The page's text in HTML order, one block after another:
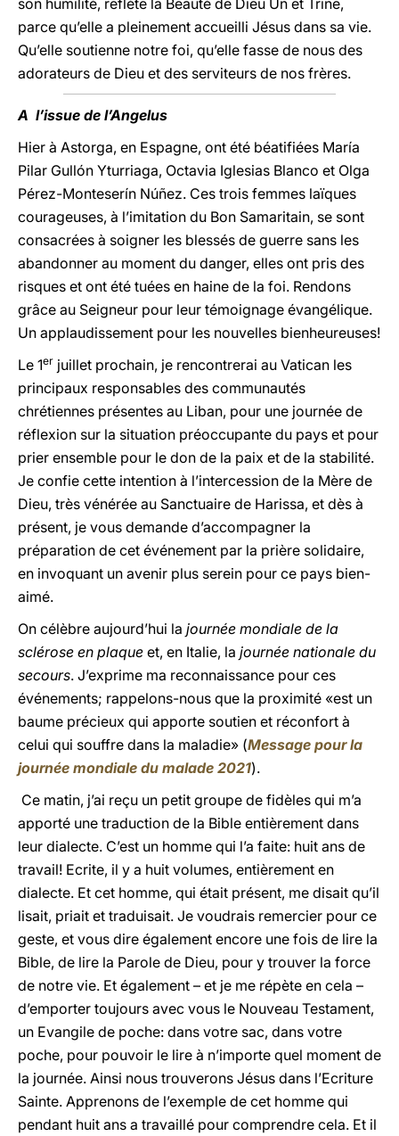
son humilité, reflète la Beauté de Dieu Un et Trine,
parce qu’elle a pleinement accueilli Jésus dans sa vie.
Qu’elle soutienne notre foi, qu’elle fasse de nous des
adorateurs de Dieu et des serviteurs de nos frères.
A l’issue de l’Angelus
Hier à Astorga, en Espagne, ont été béatifiées María
Pilar Gullón Yturriaga, Octavia Iglesias Blanco et Olga
Pérez-Monteserín Núñez. Ces trois femmes laïques
courageuses, à l’imitation du Bon Samaritain, se sont
consacrées à soigner les blessés de guerre sans les
abandonner au moment du danger, elles ont pris des
risques et ont été tuées en haine de la foi. Rendons
grâce au Seigneur pour leur témoignage évangélique.
Un applaudissement pour les nouvelles bienheureuses!
Le 1er juillet prochain, je rencontrerai au Vatican les
principaux responsables des communautés
chrétiennes présentes au Liban, pour une journée de
réflexion sur la situation préoccupante du pays et pour
prier ensemble pour le don de la paix et de la stabilité.
Je confie cette intention à l’intercession de la Mère de
Dieu, très vénérée au Sanctuaire de Harissa, et dès à
présent, je vous demande d’accompagner la
préparation de cet événement par la prière solidaire,
en invoquant un avenir plus serein pour ce pays bien-
aimé.
On célèbre aujourd’hui la journée mondiale de la
sclérose en plaque et, en Italie, la journée nationale du
secours. J’exprime ma reconnaissance pour ces
événements; rappelons-nous que la proximité «est un
baume précieux qui apporte soutien et réconfort à
celui qui souffre dans la maladie» (Message pour la
journée mondiale du malade 2021).
Ce matin, j’ai reçu un petit groupe de fidèles qui m’a
apporté une traduction de la Bible entièrement dans
leur dialecte. C’est un homme qui l’a faite: huit ans de
travail! Ecrite, il y a huit volumes, entièrement en
dialecte. Et cet homme, qui était présent, me disait qu’il
lisait, priait et traduisait. Je voudrais remercier pour ce
geste, et vous dire également encore une fois de lire la
Bible, de lire la Parole de Dieu, pour y trouver la force
de notre vie. Et également – et je me répète en cela –
d’emporter toujours avec vous le Nouveau Testament,
un Evangile de poche: dans votre sac, dans votre
poche, pour pouvoir le lire à n’importe quel moment de
la journée. Ainsi nous trouverons Jésus dans l’Ecriture
Sainte. Apprenons de l’exemple de cet homme qui
pendant huit ans a travaillé pour comprendre cela. Et il